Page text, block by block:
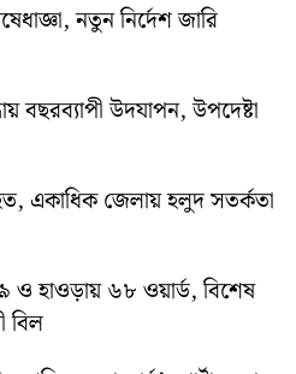
নতুন নির্দেশ জারি
বছরব্যাপী উদযাপন, উপদেষ্টা
একাধিক জেলায় হলুদ সতর্কতা
ও হাওড়ায় ৬৮ ওয়ার্ড, বিশেষ
বিল